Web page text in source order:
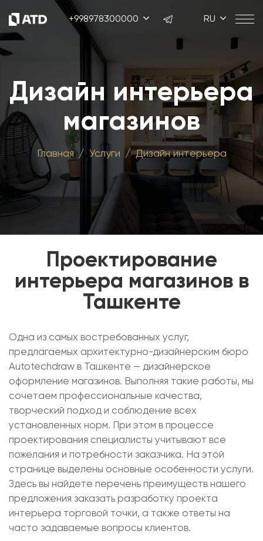
+998978300000 RU
Дизайн интерьера
магазинов
Главная Услуги Дизайн интерьера
Проектирование
интерьера магазинов в
Ташкенте
Одна из самых востребованных услуг,
предлагаемых архитектурно-дизайнерским бюро
Autotechdraw в Ташкенте — дизайнерское
оформление магазинов. Выполняя такие работы, мы
сочетаем профессиональные качества,
творческий подход и соблюдение всех
установленных норм. При этом в процессе
проектирования специалисты учитывают все
пожелания и потребности заказчика. На этой
странице выделены основные особенности услуги.
Здесь вы найдете перечень преимуществ нашего
предложения заказать разработку проекта
интерьера торговой точки, а также ответы на
часто задаваемые вопросы клиентов.